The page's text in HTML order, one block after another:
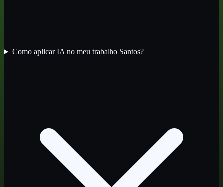
Como aplicar IA no meu trabalho Santos?